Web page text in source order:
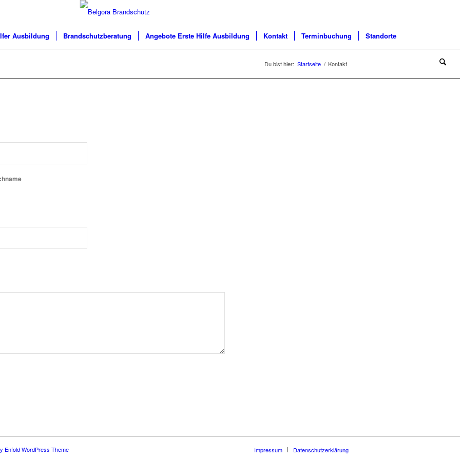
Ausbildung Brandschutzberatung Angebote Erste Hilfe Ausbildung Kontakt Terminbuchung Standorte
Du bist hier: Startseite / Kontakt
Enfold WordPress Theme Impressum Datenschutzerklärung